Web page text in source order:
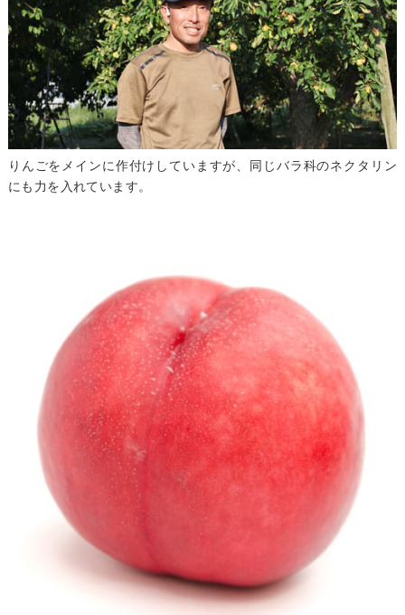
りんごをメインに作付けしていますが、同じバラ科のネクタリン
にも力を入れています。